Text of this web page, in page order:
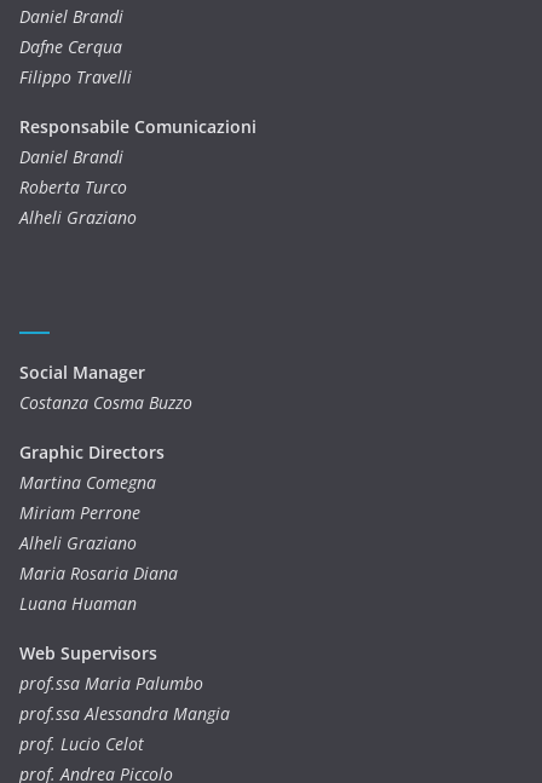
Daniel Brandi
Dafne Cerqua
Filippo Travelli
Responsabile Comunicazioni
Daniel Brandi
Roberta Turco
Alheli Graziano
Social Manager
Costanza Cosma Buzzo
Graphic Directors
Martina Comegna
Miriam Perrone
Alheli Graziano
Maria Rosaria Diana
Luana Huaman
Web Supervisors
prof.ssa Maria Palumbo
prof.ssa Alessandra Mangia
prof. Lucio Celot
prof. Andrea Piccolo